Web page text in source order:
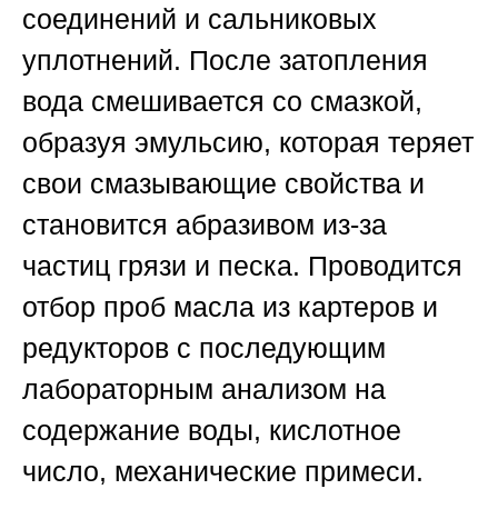
соединений и сальниковых
уплотнений. После затопления
вода смешивается со смазкой,
образуя эмульсию, которая теряет
свои смазывающие свойства и
становится абразивом из-за
частиц грязи и песка. Проводится
отбор проб масла из картеров и
редукторов с последующим
лабораторным анализом на
содержание воды, кислотное
число, механические примеси.